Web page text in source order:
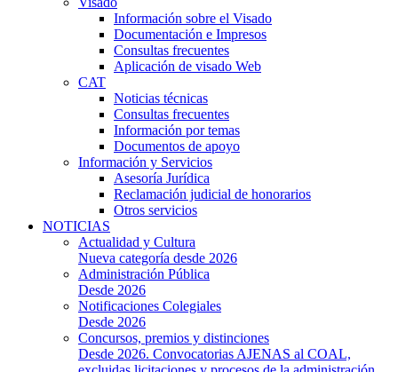
Información sobre el Visado
Documentación e Impresos
Consultas frecuentes
Aplicación de visado Web
CAT
Noticias técnicas
Consultas frecuentes
Información por temas
Documentos de apoyo
Información y Servicios
Asesoría Jurídica
Reclamación judicial de honorarios
Otros servicios
NOTICIAS
Actualidad y Cultura
Nueva categoría desde 2026
Administración Pública
Desde 2026
Notificaciones Colegiales
Desde 2026
Concursos, premios y distinciones
Desde 2026. Convocatorias AJENAS al COAL,